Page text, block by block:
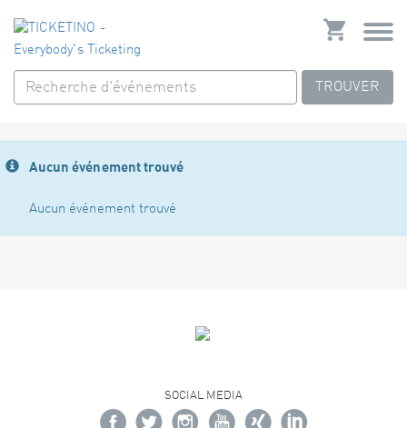
TROUVER
Aucun événement trouvé
Aucun événement trouvé
SOCIAL MEDIA